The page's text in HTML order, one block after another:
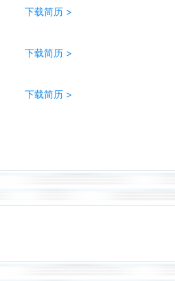
下载简历 >
下载简历 >
下载简历 >